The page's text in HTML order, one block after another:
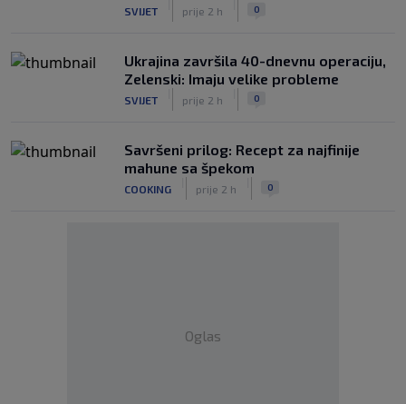
SVIJET prije 2 h 0
Ukrajina završila 40-dnevnu operaciju,
Zelenski: Imaju velike probleme
SVIJET prije 2 h 0
Savršeni prilog: Recept za najfinije
mahune sa špekom
COOKING prije 2 h 0
Oglas